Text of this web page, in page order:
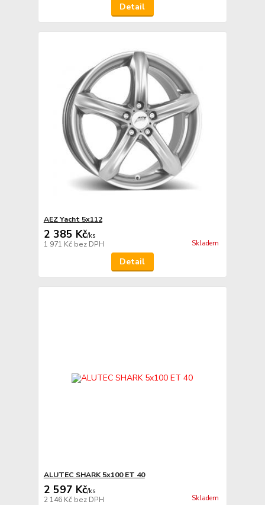
Detail
AEZ Yacht 5x112
2 385 Kč/ks
1 971 Kč bez DPH Skladem
Detail
ALUTEC SHARK 5x100 ET 40
2 597 Kč/ks
2 146 Kč bez DPH Skladem